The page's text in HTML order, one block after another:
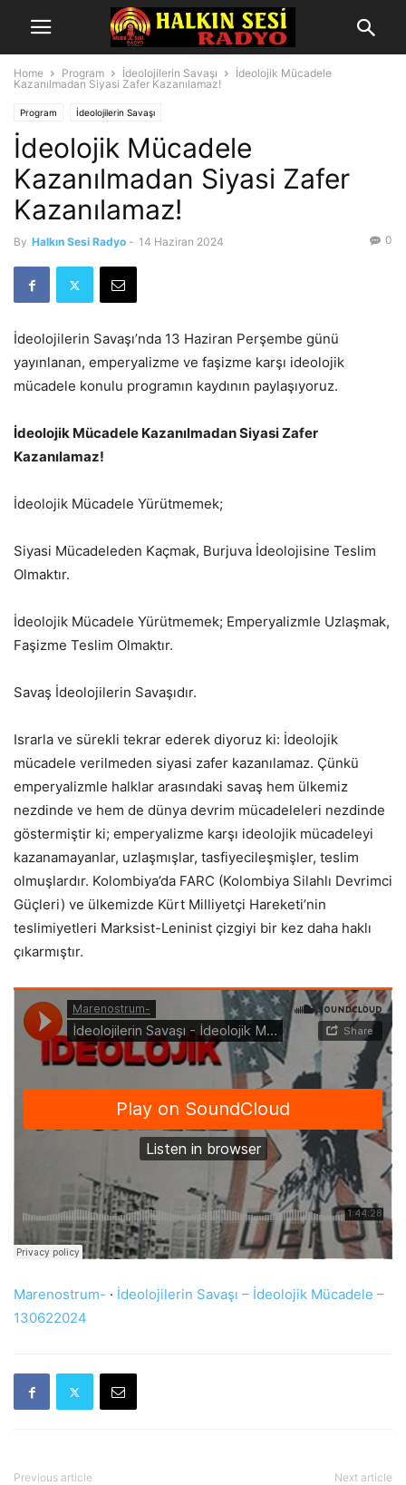
Home Program İdeolojilerin Savaşı
İdeolojik Mücadele
Kazanılmadan Siyasi Zafer Kazanılamaz!
Program İdeolojilerin Savaşı
İdeolojik Mücadele
Kazanılmadan Siyasi Zafer
Kazanılamaz!
By Halkın Sesi Radyo - 14 Haziran 2024 0
İdeolojilerin Savaşı’nda 13 Haziran Perşembe günü
yayınlanan, emperyalizme ve faşizme karşı ideolojik
mücadele konulu programın kaydının paylaşıyoruz.
İdeolojik Mücadele Kazanılmadan Siyasi Zafer
Kazanılamaz!
İdeolojik Mücadele Yürütmemek;
Siyasi Mücadeleden Kaçmak, Burjuva İdeolojisine Teslim
Olmaktır.
İdeolojik Mücadele Yürütmemek; Emperyalizmle Uzlaşmak,
Faşizme Teslim Olmaktır.
Savaş İdeolojilerin Savaşıdır.
Israrla ve sürekli tekrar ederek diyoruz ki: İdeolojik
mücadele verilmeden siyasi zafer kazanılamaz. Çünkü
emperyalizmle halklar arasındaki savaş hem ülkemiz
nezdinde ve hem de dünya devrim mücadeleleri nezdinde
göstermiştir ki; emperyalizme karşı ideolojik mücadeleyi
kazanamayanlar, uzlaşmışlar, tasfiyecileşmişler, teslim
olmuşlardır. Kolombiya’da FARC (Kolombiya Silahlı Devrimci
Güçleri) ve ülkemizde Kürt Milliyetçi Hareketi’nin
teslimiyetleri Marksist-Leninist çizgiyi bir kez daha haklı
çıkarmıştır.
Marenostrum- · İdeolojilerin Savaşı – İdeolojik Mücadele –
130622024
Previous article Next article